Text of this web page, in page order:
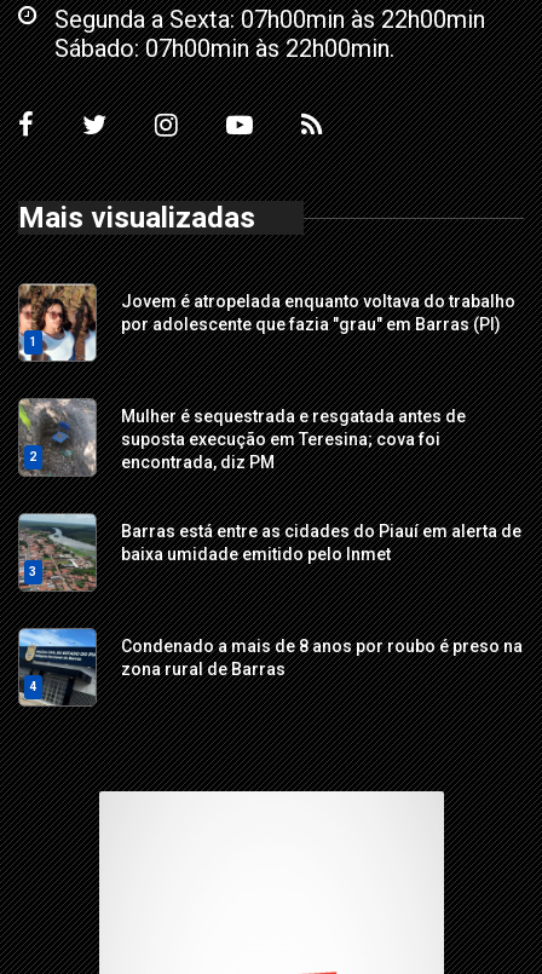
Segunda a Sexta: 07h00min às 22h00min
Sábado: 07h00min às 22h00min.
Mais visualizadas
1
Jovem é atropelada enquanto voltava do trabalho
por adolescente que fazia "grau" em Barras (PI)
2
Mulher é sequestrada e resgatada antes de
suposta execução em Teresina; cova foi
encontrada, diz PM
3
Barras está entre as cidades do Piauí em alerta de
baixa umidade emitido pelo Inmet
4
Condenado a mais de 8 anos por roubo é preso na
zona rural de Barras